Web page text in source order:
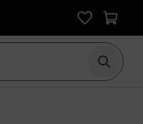
Suche